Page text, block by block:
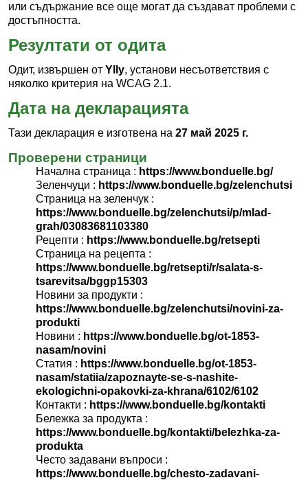
или съдържание все още могат да създават проблеми с
достъпността.
Резултати от одита
Одит, извършен от Ylly, установи несъответствия с
няколко критерия на WCAG 2.1.
Дата на декларацията
Тази декларация е изготвена на 27 май 2025 г.
Проверени страници
Начална страница : https://www.bonduelle.bg/
Зеленчуци : https://www.bonduelle.bg/zelenchutsi
Страница на зеленчук :
https://www.bonduelle.bg/zelenchutsi/p/mlad-
grah/03083681103380
Рецепти : https://www.bonduelle.bg/retsepti
Страница на рецепта :
https://www.bonduelle.bg/retsepti/r/salata-s-
tsarevitsa/bggp15303
Новини за продукти :
https://www.bonduelle.bg/zelenchutsi/novini-za-
produkti
Новини : https://www.bonduelle.bg/ot-1853-
nasam/novini
Статия : https://www.bonduelle.bg/ot-1853-
nasam/statiia/zapoznayte-se-s-nashite-
ekologichni-opakovki-za-khrana/6102/6102
Контакти : https://www.bonduelle.bg/kontakti
Бележка за продукта :
https://www.bonduelle.bg/kontakti/belezhka-za-
produkta
Често задавани въпроси :
https://www.bonduelle.bg/chesto-zadavani-